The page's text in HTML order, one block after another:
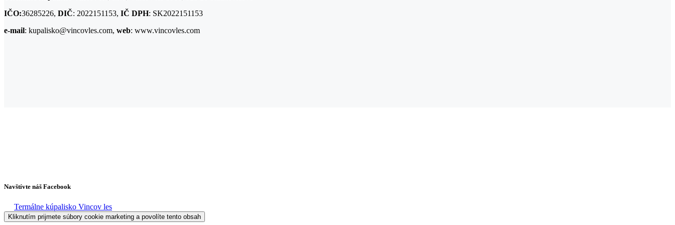
IČO:36285226, DIČ: 2022151153, IČ DPH: SK2022151153
e-mail: kupalisko@vincovles.com, web: www.vincovles.com
Navštívte náš Facebook
Termálne kúpalisko Vincov les
Kliknutím prijmete súbory cookie marketing a povolíte tento obsah